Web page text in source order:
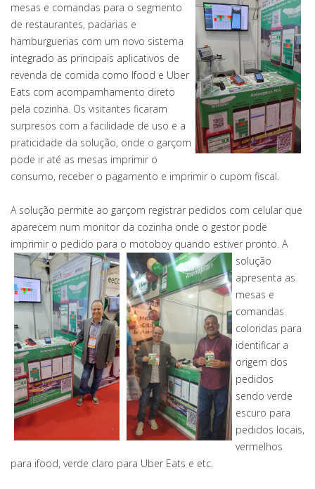
mesas e comandas para o segmento
de restaurantes, padarias e
hamburguerias com um novo sistema
integrado as principais aplicativos de
revenda de comida como Ifood e Uber
Eats com acompamhamento direto
pela cozinha. Os visitantes ficaram
surpresos com a facilidade de uso e a
praticidade da solução, onde o garçom
pode ir até as mesas imprimir o
consumo, receber o pagamento e imprimir o cupom fiscal.
A solução permite ao garçom registrar pedidos com celular que
aparecem num monitor da cozinha onde o gestor pode
imprimir o pedido para o motoboy quando estiver pronto. A
solução
apresenta as
mesas e
comandas
coloridas para
identificar a
origem dos
pedidos
sendo verde
escuro para
pedidos locais,
vermelhos
para ifood, verde claro para Uber Eats e etc.